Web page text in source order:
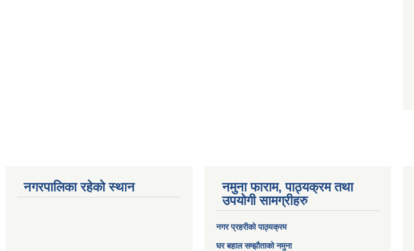
नगरपालिका रहेको स्थान
नमुना फाराम, पाठ्यक्रम तथा
उपयोगी सामग्रीहरु
नगर प्रहरीको पाठ्यक्रम
घर बहाल सम्झौताको नमुना